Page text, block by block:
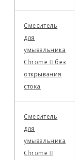
Смеситель
для
умывальника
Сhrome II без
открывания
стока
Смеситель
для
умывальника
Сhrome II